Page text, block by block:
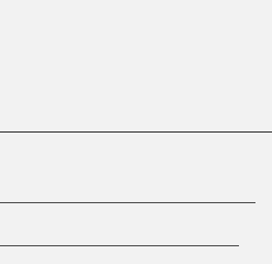
的ま
がで
での
諾す